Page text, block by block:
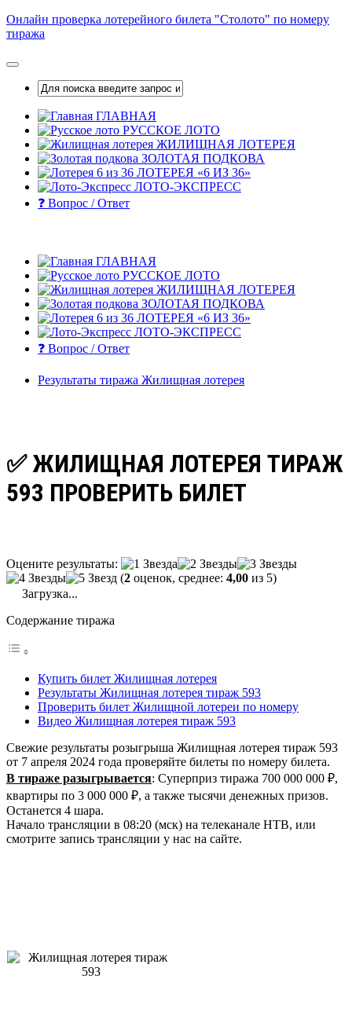
Skip
to
Онлайн проверка лотерейного билета "Столото" по номеру
тиража
ГЛАВНАЯ
РУССКОЕ ЛОТО
ЖИЛИЩНАЯ ЛОТЕРЕЯ
ЗОЛОТАЯ ПОДКОВА
ЛОТЕРЕЯ «6 ИЗ 36»
ЛОТО-ЭКСПРЕСС
❓ Вопрос / Ответ
ГЛАВНАЯ
РУССКОЕ ЛОТО
ЖИЛИЩНАЯ ЛОТЕРЕЯ
ЗОЛОТАЯ ПОДКОВА
ЛОТЕРЕЯ «6 ИЗ 36»
ЛОТО-ЭКСПРЕСС
❓ Вопрос / Ответ
Результаты тиража Жилищная лотерея
✅ ЖИЛИЩНАЯ ЛОТЕРЕЯ ТИРАЖ
593 ПРОВЕРИТЬ БИЛЕТ
Оцените результаты:
(2 оценок, среднее: 4,00 из 5)
Загрузка...
Содержание тиража
Купить билет Жилищная лотерея
Результаты Жилищная лотерея тираж 593
Проверить билет Жилищной лотереи по номеру
Видео Жилищная лотерея тираж 593
Свежие результаты розыгрыша Жилищная лотерея тираж 593
от 7 апреля 2024 года проверяйте билеты по номеру билета.
В тираже разыгрывается: Суперприз тиража 700 000 000 ₽,
квартиры по 3 000 000 ₽, а также тысячи денежных призов.
Останется 4 шара.
Начало трансляции в 08:20 (мск) на телеканале НТВ, или
смотрите запись трансляции у нас на сайте.